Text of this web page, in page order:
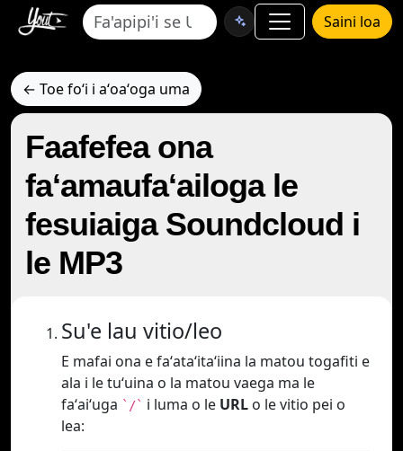
Saini loa
← Toe foʻi i aʻoaʻoga uma
Faafefea ona
faʻamaufaʻailoga le
fesuiaiga Soundcloud i
le MP3
Su'e lau vitio/leo
E mafai ona e faʻataʻitaʻiina la matou togafiti e
ala i le tuʻuina o la matou vaega ma le
faʻaiʻuga `/` i luma o le URL o le vitio pei o
lea: